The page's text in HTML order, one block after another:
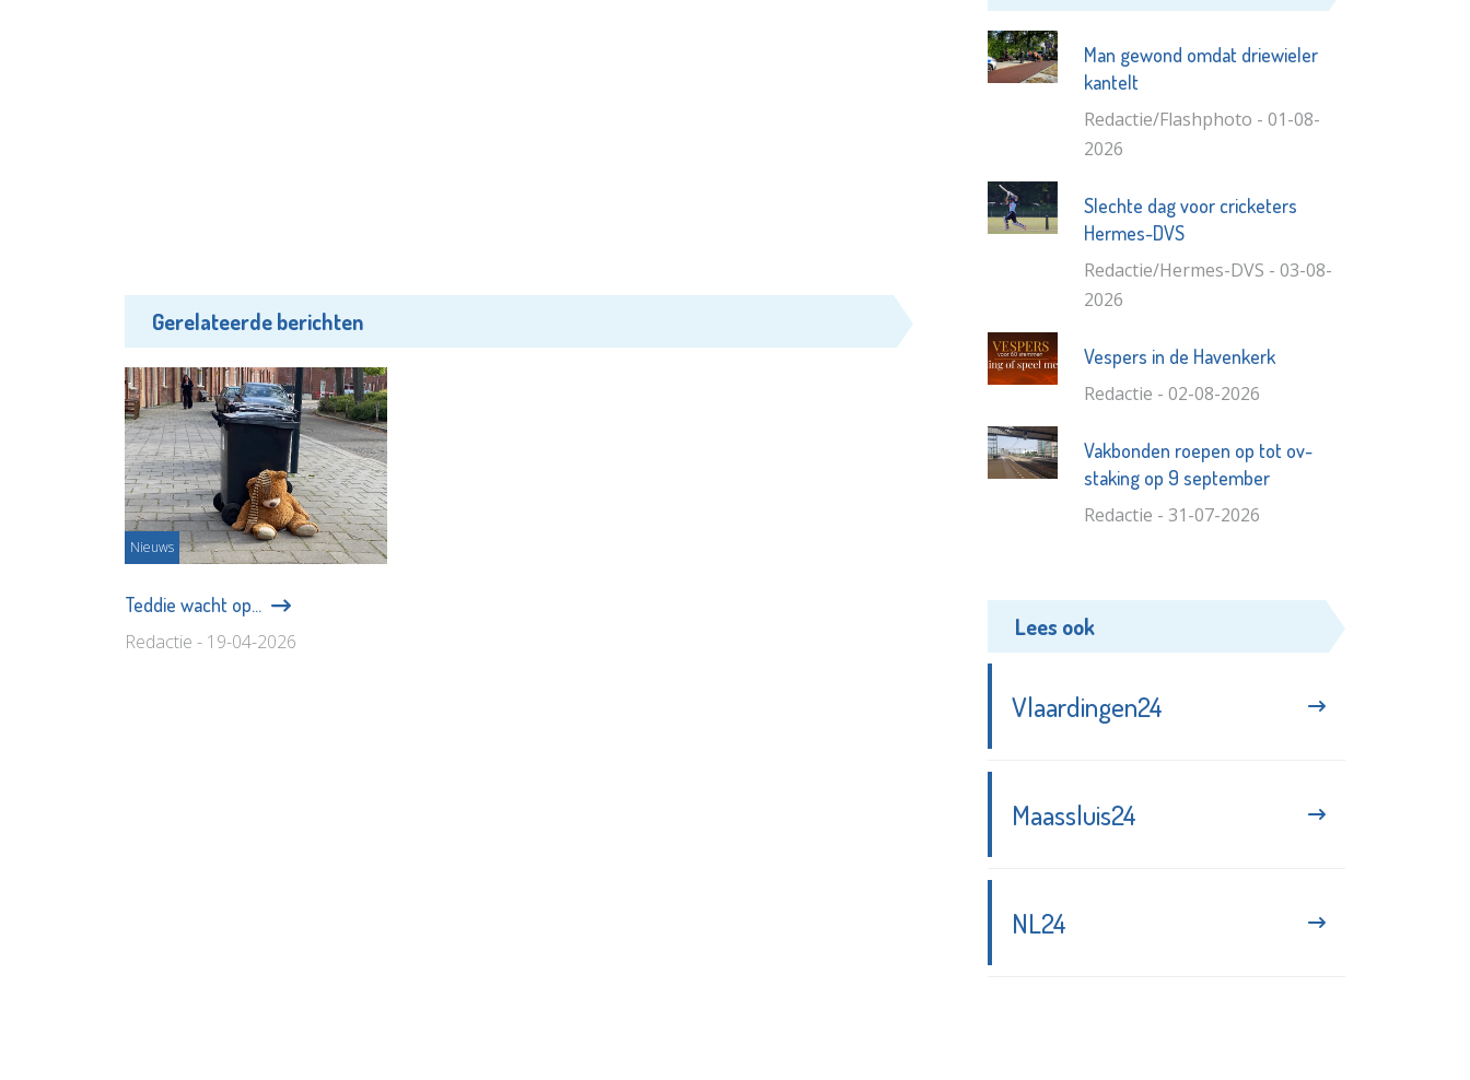
Gerelateerde berichten
Nieuws
Teddie wacht op...
Redactie - 19-04-2026
Man gewond omdat driewieler
kantelt
Redactie/Flashphoto - 01-08-
2026
Slechte dag voor cricketers
Hermes-DVS
Redactie/Hermes-DVS - 03-08-
2026
Vespers in de Havenkerk
Redactie - 02-08-2026
Vakbonden roepen op tot ov-
staking op 9 september
Redactie - 31-07-2026
Lees ook
Vlaardingen24
Maassluis24
NL24